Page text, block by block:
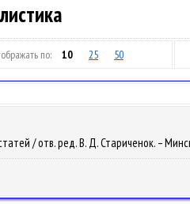
по: 10 25 50
/ отв. ред. В. Д. Стариченок. –